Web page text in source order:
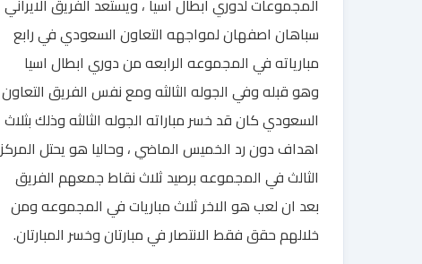
سباهان اصفهان لمواجهه التعاون السعودي في رابع
مبارياته في المجموعه الرابعه من دوري ابطال اسيا
وهو قبله وفي الجوله الثالثه ومع نفس الفريق التعاون
السعودي كان قد خسر مباراته الجوله الثالثه وذلك بثلاث
اهداف دون رد الخميس الماضي ، وحاليا هو يحتل المركز
الثالث في المجموعه برصيد ثلاث نقاط جمعهم الفريق
بعد ان لعب هو الاخر ثلاث مباريات في المجموعه ومن
خلالهم حقق فقط الانتصار في مبارتان وخسر المبارتان.